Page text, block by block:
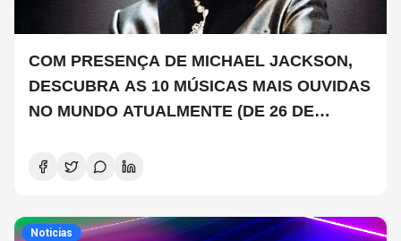
COM PRESENÇA DE MICHAEL JACKSON,
DESCUBRA AS 10 MÚSICAS MAIS OUVIDAS
NO MUNDO ATUALMENTE (DE 26 DE
Noticias